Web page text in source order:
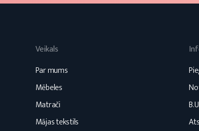
Veikals
Par mums
Mēbeles
Matrači
Mājas tekstils